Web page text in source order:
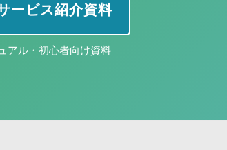
ービス紹介資料
アル・初心者向け資料